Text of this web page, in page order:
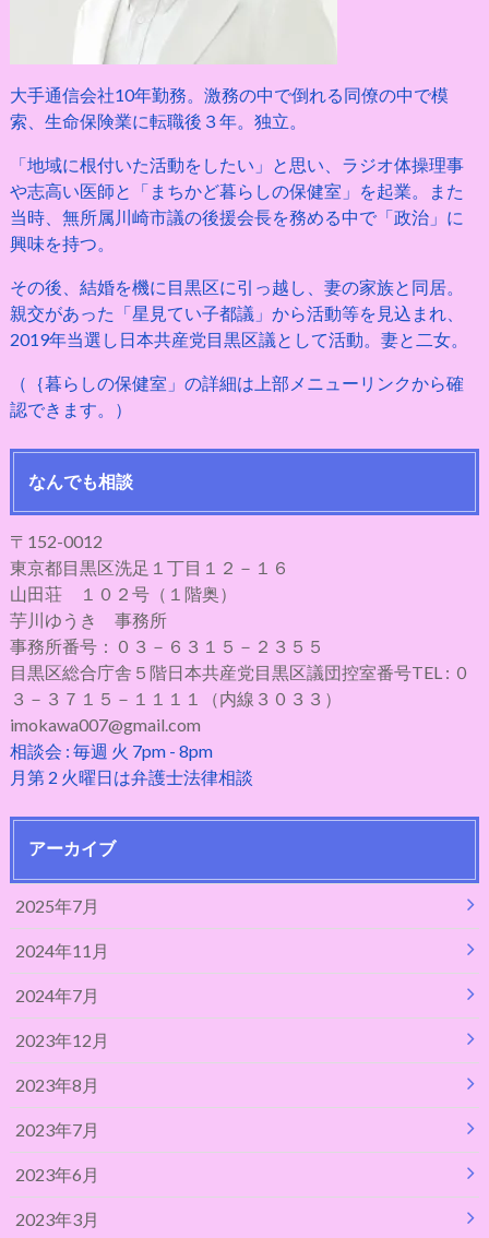
大手通信会社10年勤務。激務の中で倒れる同僚の中で模
索、生命保険業に転職後３年。独立。
「地域に根付いた活動をしたい」と思い、ラジオ体操理事
や志高い医師と「まちかど暮らしの保健室」を起業。また
当時、無所属川崎市議の後援会長を務める中で「政治」に
興味を持つ。
その後、結婚を機に目黒区に引っ越し、妻の家族と同居。
親交があった「星見てい子都議」から活動等を見込まれ、
2019年当選し日本共産党目黒区議として活動。妻と二女。
（｛暮らしの保健室」の詳細は上部メニューリンクから確
認できます。）
なんでも相談
〒152-0012
東京都目黒区洗足１丁目１２－１６
山田荘 １０２号（１階奥）
芋川ゆうき 事務所
事務所番号：０３－６３１５－２３５５
目黒区総合庁舎５階日本共産党目黒区議団控室番号TEL : ０
３－３７１５－１１１１（内線３０３３）
imokawa007@gmail.com
相談会 : 毎週 火 7pm - 8pm
月第 2 火曜日は弁護士法律相談
アーカイブ
2025年7月
2024年11月
2024年7月
2023年12月
2023年8月
2023年7月
2023年6月
2023年3月